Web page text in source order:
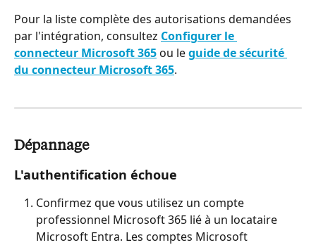
Pour la liste complète des autorisations demandées
par l'intégration, consultez Configurer le
connecteur Microsoft 365 ou le guide de sécurité
du connecteur Microsoft 365.
Dépannage
L'authentification échoue
Confirmez que vous utilisez un compte
professionnel Microsoft 365 lié à un locataire
Microsoft Entra. Les comptes Microsoft